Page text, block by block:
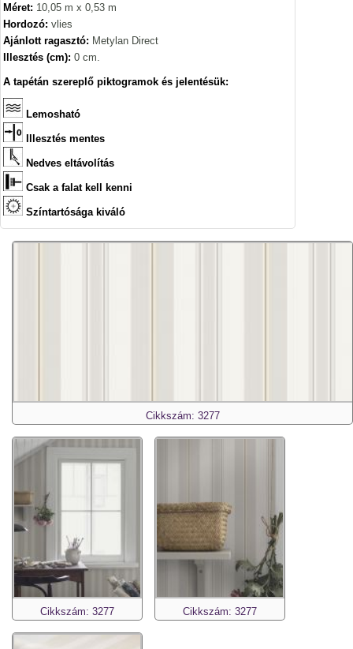
Méret: 10,05 m x 0,53 m
Hordozó: vlies
Ajánlott ragasztó: Metylan Direct
Illesztés (cm): 0 cm.
A tapétán szereplő piktogramok és jelentésük:
Lemosható
Illesztés mentes
Nedves eltávolítás
Csak a falat kell kenni
Színtartósága kiváló
Cikkszám: 3277
Cikkszám: 3277 Cikkszám: 3277